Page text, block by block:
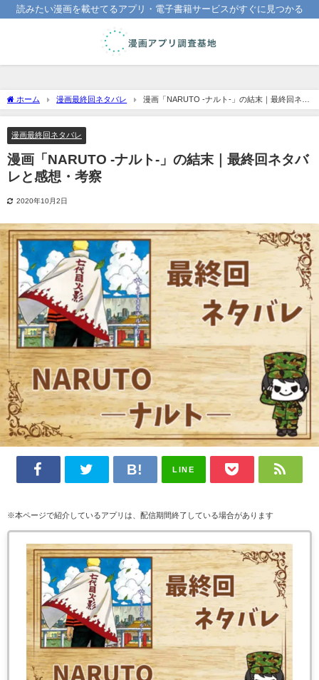
読みたい漫画を載せてるアプリ・電子書籍サービスがすぐに見つかる
ホーム 漫画最終回ネタバレ
漫画「NARUTO -ナルト-」の結末｜最終回ネタ
バレと感想・考察
漫画最終回ネタバレ
漫画「NARUTO -ナルト-」の結末｜最終回ネタバ
レと感想・考察
2020年10月2日
LINE
※本ページで紹介しているアプリは、配信期間終了している場合があります